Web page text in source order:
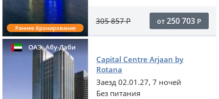
Раннее бронирование
305 857Р от 250 703 Р
ОАЭ,Абу-Даби
Capital Centre Arjaan by
Rotana
Заезд 02.01.27, 7 ночей
Без питания